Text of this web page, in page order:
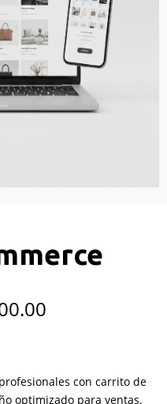
precios:
con carrito de
optimizado para ventas.